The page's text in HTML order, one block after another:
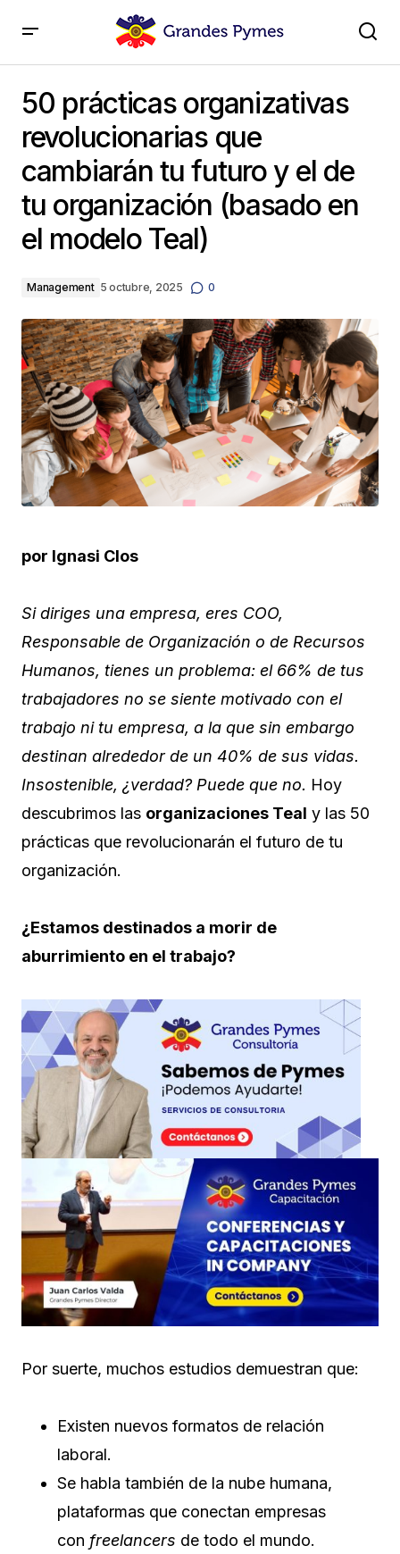
cambiarán tu futuro y el de tu organización (basado
en el modelo Teal)
50 prácticas organizativas
revolucionarias que
cambiarán tu futuro y el de
tu organización (basado en
el modelo Teal)
Management 5 octubre, 2025 0
por Ignasi Clos
Si diriges una empresa, eres COO,
Responsable de Organización o de Recursos
Humanos, tienes un problema: el 66% de tus
trabajadores no se siente motivado con el
trabajo ni tu empresa, a la que sin embargo
destinan alrededor de un 40% de sus vidas.
Insostenible, ¿verdad? Puede que no. Hoy
descubrimos las organizaciones Teal y las 50
prácticas que revolucionarán el futuro de tu
organización.
¿Estamos destinados a morir de
aburrimiento en el trabajo?
Por suerte, muchos estudios demuestran que:
Existen nuevos formatos de relación
laboral.
Se habla también de la nube humana,
plataformas que conectan empresas
con freelancers de todo el mundo.